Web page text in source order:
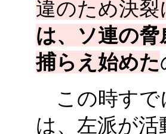
違のため決
は、ソ連の
捕らえ始めた
この時すで
は、左派が